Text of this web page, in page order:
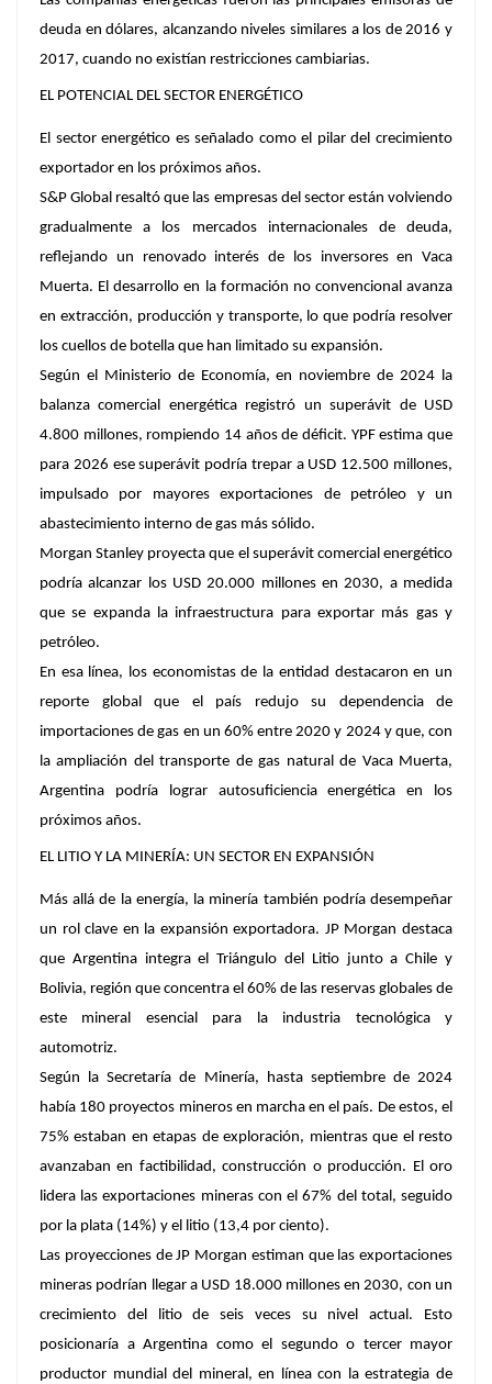
deuda en dólares, alcanzando niveles similares a los de 2016 y
2017, cuando no existían restricciones cambiarias.
EL POTENCIAL DEL SECTOR ENERGÉTICO
El sector energético es señalado como el pilar del crecimiento
exportador en los próximos años.
S&P Global resaltó que las empresas del sector están volviendo
gradualmente a los mercados internacionales de deuda,
reflejando un renovado interés de los inversores en Vaca
Muerta. El desarrollo en la formación no convencional avanza
en extracción, producción y transporte, lo que podría resolver
los cuellos de botella que han limitado su expansión.
Según el Ministerio de Economía, en noviembre de 2024 la
balanza comercial energética registró un superávit de USD
4.800 millones, rompiendo 14 años de déficit. YPF estima que
para 2026 ese superávit podría trepar a USD 12.500 millones,
impulsado por mayores exportaciones de petróleo y un
abastecimiento interno de gas más sólido.
Morgan Stanley proyecta que el superávit comercial energético
podría alcanzar los USD 20.000 millones en 2030, a medida
que se expanda la infraestructura para exportar más gas y
petróleo.
En esa línea, los economistas de la entidad destacaron en un
reporte global que el país redujo su dependencia de
importaciones de gas en un 60% entre 2020 y 2024 y que, con
la ampliación del transporte de gas natural de Vaca Muerta,
Argentina podría lograr autosuficiencia energética en los
próximos años.
EL LITIO Y LA MINERÍA: UN SECTOR EN EXPANSIÓN
Más allá de la energía, la minería también podría desempeñar
un rol clave en la expansión exportadora. JP Morgan destaca
que Argentina integra el Triángulo del Litio junto a Chile y
Bolivia, región que concentra el 60% de las reservas globales de
este mineral esencial para la industria tecnológica y
automotriz.
Según la Secretaría de Minería, hasta septiembre de 2024
había 180 proyectos mineros en marcha en el país. De estos, el
75% estaban en etapas de exploración, mientras que el resto
avanzaban en factibilidad, construcción o producción. El oro
lidera las exportaciones mineras con el 67% del total, seguido
por la plata (14%) y el litio (13,4 por ciento).
Las proyecciones de JP Morgan estiman que las exportaciones
mineras podrían llegar a USD 18.000 millones en 2030, con un
crecimiento del litio de seis veces su nivel actual. Esto
posicionaría a Argentina como el segundo o tercer mayor
productor mundial del mineral, en línea con la estrategia de